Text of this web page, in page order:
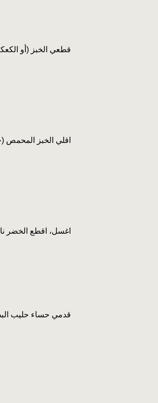
قطعي الخبز (أو
اقلي الخبز المحمص
اغسل، اقطع الخضر
قدمي حساء حليب